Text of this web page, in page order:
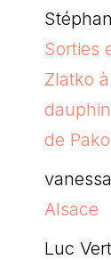
Sorties
Zlatko
de
vanessa
Alsace
Luc